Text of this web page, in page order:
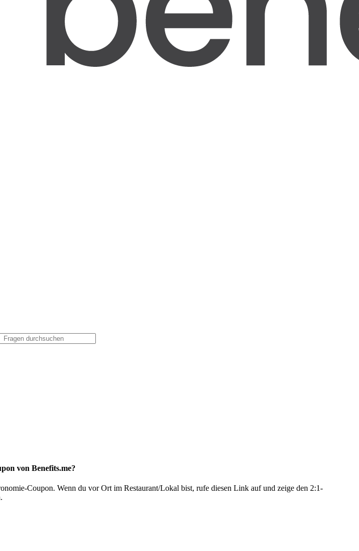
von Benefits.me?
Coupon. Wenn du vor Ort im Restaurant/Lokal bist, rufe diesen Link auf und zeige den 2:1-